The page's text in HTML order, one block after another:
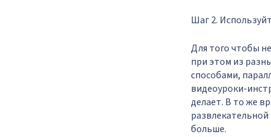
Шаг 2.
Для того чтобы
при этом из
способами,
видеоуроки-
делает. В то же
больше.